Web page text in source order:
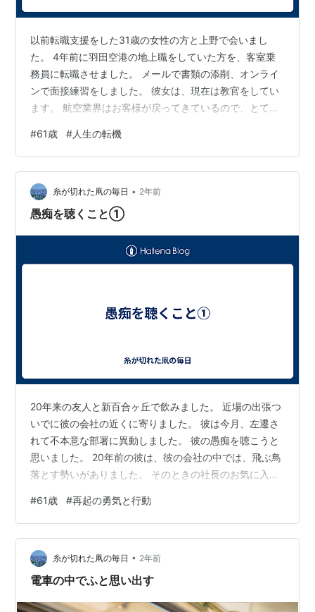
以前転職支援をした31歳の女性の方と上野で会いまし
た。 4年前に羽田空港の地上職をしていた方を、客室乗
務員に転職させました。 メールで書類の添削、オンライ
ンで面接練習をしました。 彼女は、現在は教官をしてい
ます。 航空業界はお客様が戻ってきているので、とても
することも多いようです。 彼女は、昨年に結婚しまし
た。 3歳年下の営業をしているご主人です。 結婚式は６
月に挙げるそうです。 久しぶりに彼女に会ったときに少
し驚きました。 彼女の顔がとても険しいからです。 食事
をしながら話を聴きました。 籍を入れて同居が始まって
#61歳 #人生の転機
糸が切れた凧の毎日 • 2年前
愚痴を聴くこと①
20年来の友人と新百合ヶ丘で飲みました。 近場の出張つ
いでに彼の会社の近くに寄りました。 彼は今月、左遷さ
れて不本意な部署に異動しました。 彼の愚痴を聴こうと
思いました。 20年前の彼は、彼の会社の中では、飛ぶ鳥
落とす勢いがありました。 そのときの社長のお気に入り
た。 長身でイケメンでテニスが上手でポルシェに乗って
いました。 その後、社長が変わり、彼の立場が逆転しま
した。 あまり日の当たらない部署の管理職になりまし
た。 彼の良いところは、志（こころざし）が高いことで
す。 夢があって、夢に向かって努力を続けることです。
#61歳 #再起の勇気と行動
糸が切れた凧の毎日 • 2年前
電車の中でふと思い出す